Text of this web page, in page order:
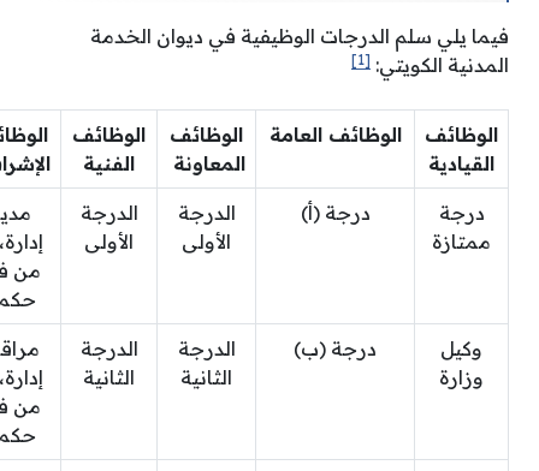
فيما يلي سلم الدرجات الوظيفية في ديوان الخدمة
المدنية الكويتي: [1]
الوظائف
القيادية
الوظائف العامة
الوظائف
المعاونة
الوظائف
الفنية
درجة
ممتازة
درجة (أ)
الدرجة
الأولى
الدرجة
الأولى
من
وكيل
وزارة
درجة (ب)
الدرجة
الثانية
الدرجة
الثانية
من